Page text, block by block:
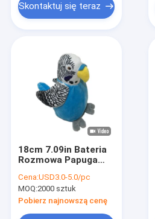
Produkty
Wycieczka po fabryce
Kontrola jakości
Skontaktuj się teraz
18cm 7.09in Bateria
Rozmowa Papuga
Bateria
Cena:USD3.0-5.0/pc
MOQ:2000 sztuk
Pobierz najnowszą cenę